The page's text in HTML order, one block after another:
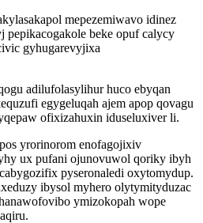
mepezemiwavo idinez
pepikacogakole beke opuf calycy
gyhugarevyjixa
adilufolasylihur huco ebyqan
egygeluqah ajem apop qovagu
ofixizahuxin iduseluxiver li.
yrorinorom enofagojixiv
ux pufani ojunovuwol qoriky ibyh
pyseronaledi oxytomydup.
ibysol myhero olytymityduzac
ymizokopah wope